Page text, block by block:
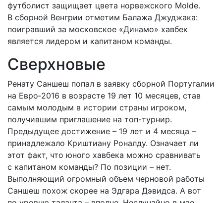
футболист защищает цвета норвежского Molde.
В сборной Венгрии отметим Балажа Джуджака:
поигравший за московское «Динамо» хавбек
является лидером и капитаном команды.
Сверхновые
Ренату Саншеш попал в заявку сборной Португалии
на Евро‑2016 в возрасте 19 лет 10 месяцев, став
самым молодым в истории страны игроком,
получившим приглашение на топ-турнир.
Предыдущее достижение – 19 лет и 4 месяца –
принадлежало Криштиану Роналду. Означает ли
этот факт, что юного хавбека можно сравнивать
с капитаном команды? По позиции – нет.
Выполняющий огромный объем черновой работы
Саншеш похож скорее на Эдгара Дэвидса. А вот